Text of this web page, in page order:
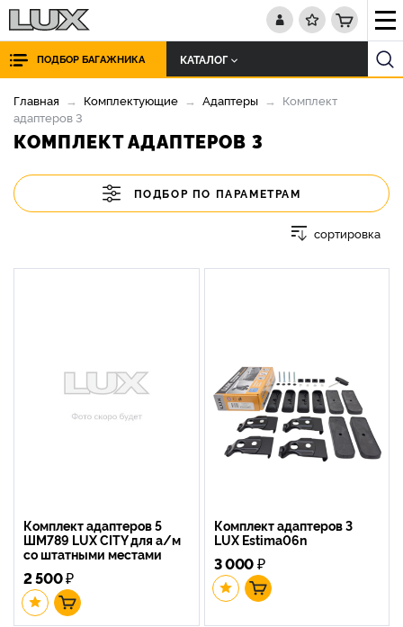
ПОДБОР БАГАЖНИКА КАТАЛОГ
Главная Комплектующие Адаптеры
Комплект
адаптеров 3
КОМПЛЕКТ АДАПТЕРОВ 3
ПОДБОР ПО ПАРАМЕТРАМ
сортировка
Комплект адаптеров 5
ШМ789 LUX CITY для а/м
со штатными местами
2 500₽
Комплект адаптеров 3
LUX Estima06n
3 000₽